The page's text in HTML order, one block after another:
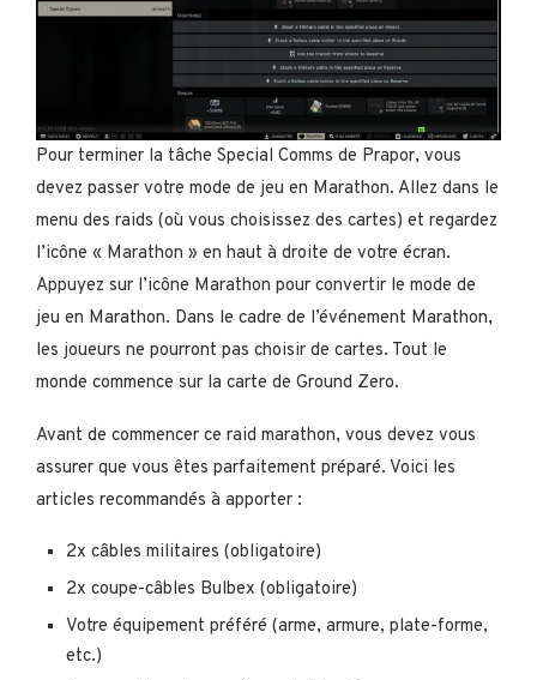
Pour terminer la tâche Special Comms de Prapor, vous
devez passer votre mode de jeu en Marathon. Allez dans le
menu des raids (où vous choisissez des cartes) et regardez
l’icône « Marathon » en haut à droite de votre écran.
Appuyez sur l’icône Marathon pour convertir le mode de
jeu en Marathon. Dans le cadre de l’événement Marathon,
les joueurs ne pourront pas choisir de cartes. Tout le
monde commence sur la carte de Ground Zero.
Avant de commencer ce raid marathon, vous devez vous
assurer que vous êtes parfaitement préparé. Voici les
articles recommandés à apporter :
2x câbles militaires (obligatoire)
2x coupe-câbles Bulbex (obligatoire)
Votre équipement préféré (arme, armure, plate-forme,
etc.)